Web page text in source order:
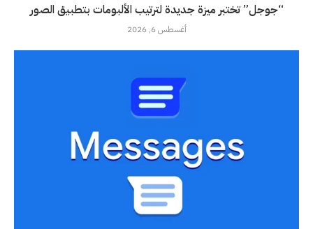
“جوجل” تختبر ميزة جديدة لترتيب الألبومات بتطبيق الصور
أغسطس 6, 2026